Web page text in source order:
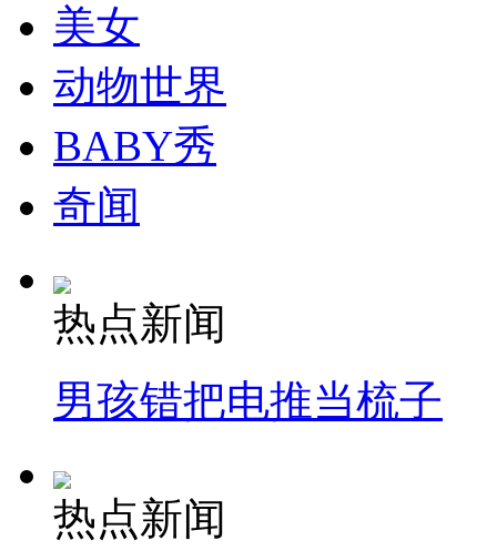
走！跟着总书记去植树
消防员救轻生者
纽约上演“枕头大战”
司机酒驾遇交警 急速倒车逃窜
美女
动物世界
BABY秀
奇闻
热点新闻
男孩错把电推当梳子
热点新闻